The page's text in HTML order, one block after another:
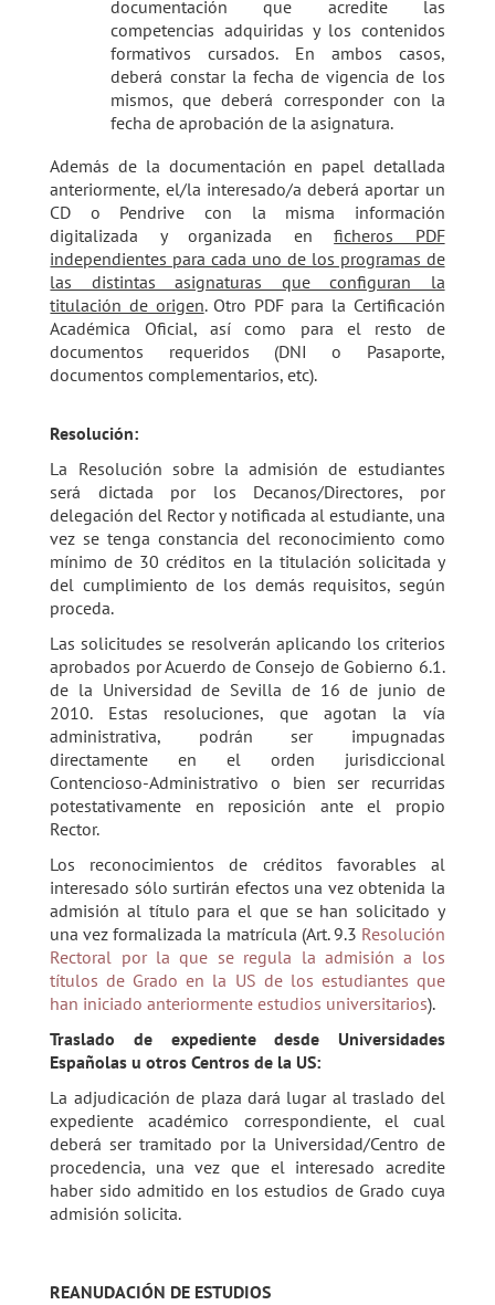
documentación que acredite las
competencias adquiridas y los contenidos
formativos cursados. En ambos casos,
deberá constar la fecha de vigencia de los
mismos, que deberá corresponder con la
fecha de aprobación de la asignatura.
Además de la documentación en papel detallada
anteriormente, el/la interesado/a deberá aportar un
CD o Pendrive con la misma información
digitalizada y organizada enficheros PDF
independientes para cada uno de los programas de
las distintas asignaturas que configuran la
titulación de origen. Otro PDF para la Certificación
Académica Oficial, así como para el resto de
documentos requeridos (DNI o Pasaporte,
documentos complementarios, etc).
Resolución:
La Resolución sobre la admisión de estudiantes
será dictada por los Decanos/Directores, por
delegación del Rector y notificada al estudiante, una
vez se tenga constancia del reconocimiento como
mínimo de 30 créditos en la titulación solicitada y
del cumplimiento de los demás requisitos, según
proceda.
Las solicitudes se resolverán aplicando los criterios
aprobados por Acuerdo de Consejo de Gobierno 6.1.
de la Universidad de Sevilla de 16 de junio de
2010. Estas resoluciones, que agotan la vía
administrativa, podrán ser impugnadas
directamente en el orden jurisdiccional
Contencioso-Administrativo o bien ser recurridas
potestativamente en reposición ante el propio
Rector.
Los reconocimientos de créditos favorables al
interesado sólo surtirán efectos una vez obtenida la
admisión al título para el que se han solicitado y
una vez formalizada la matrícula (Art. 9.3 Resolución
Rectoral por la que se regula la admisión a los
títulos de Grado en la US de los estudiantes que
han iniciado anteriormente estudios universitarios).
Traslado de expediente desde Universidades
Españolas u otros Centros de la US:
La adjudicación de plaza dará lugar al traslado del
expediente académico correspondiente, el cual
deberá ser tramitado por la Universidad/Centro de
procedencia, una vez que el interesado acredite
haber sido admitido en los estudios de Grado cuya
admisión solicita.
REANUDACIÓN DE ESTUDIOS